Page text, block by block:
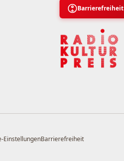
Barrierefreiheit
EinstellungenBarrierefreiheit